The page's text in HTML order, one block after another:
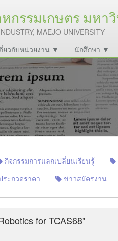
กรรมเกษตร มหา
MAEJO UNIVERSITY
ยวกับหน่วยงาน ▼ นักศึกษา ▼
กิจกรรมการแลกเปลี่ยนเรียนรู้
ะกวดราคา ข่าวสมัครงาน
for TCAS68"